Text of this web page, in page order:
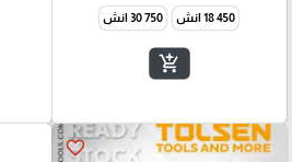
450 18 انش 750 30 انش
add_shopping_cart
favorite_border